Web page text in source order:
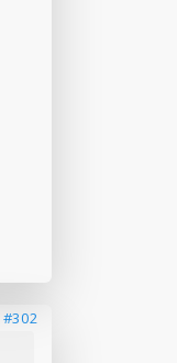
#302